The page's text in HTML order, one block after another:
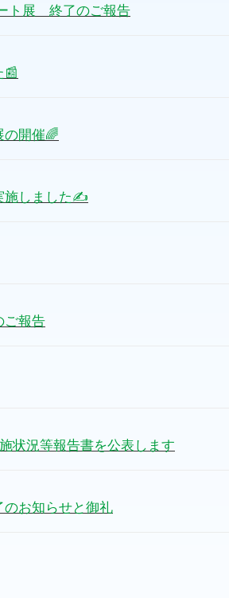
ト展 終了のご報告
📰
の開催🌈
施しました✍
報告
状況等報告書を公表します
お知らせと御礼